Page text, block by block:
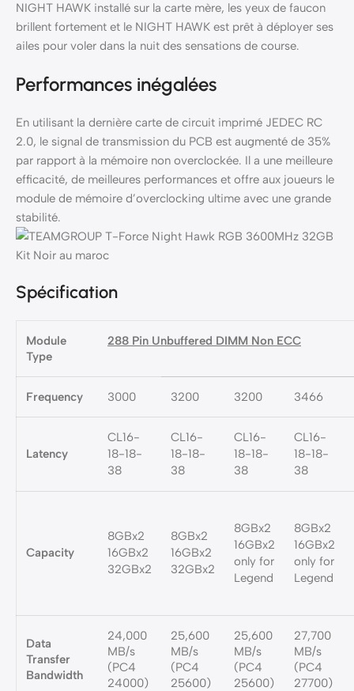
NIGHT HAWK installé sur la carte mère, les yeux de faucon
brillent fortement et le NIGHT HAWK est prêt à déployer ses
ailes pour voler dans la nuit des sensations de course.
Performances inégalées
En utilisant la dernière carte de circuit imprimé JEDEC RC
2.0, le signal de transmission du PCB est augmenté de 35%
par rapport à la mémoire non overclockée. Il a une meilleure
efficacité, de meilleures performances et offre aux joueurs le
module de mémoire d’overclocking ultime avec une grande
stabilité.
Spécification
Module
Type
288 Pin Unbuffered DIMM Non ECC
Frequency 3000 3200 3200 3466
Latency
CL16-
18-18-
38
CL16-
18-18-
38
CL16-
18-18-
38
CL16-
18-18-
38
Capacity
8GBx2
16GBx2
32GBx2
8GBx2
16GBx2
32GBx2
8GBx2
16GBx2
only for
Legend
8GBx2
16GBx2
only for
Legend
Data
Transfer
Bandwidth
24,000
MB/s
(PC4
24000)
25,600
MB/s
(PC4
25600)
25,600
MB/s
(PC4
25600)
27,700
MB/s
(PC4
27700)